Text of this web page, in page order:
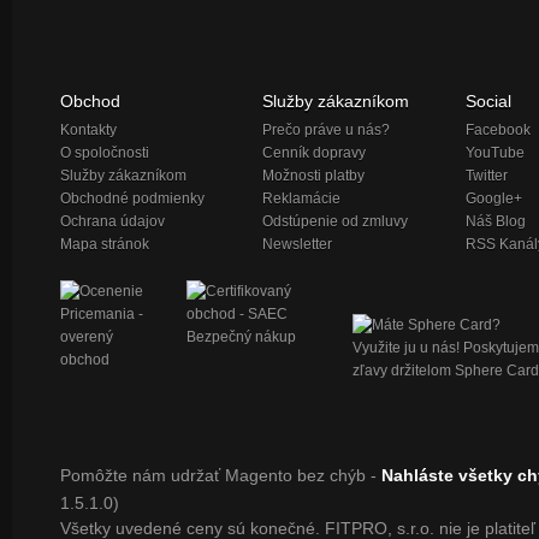
Obchod
Kontakty
O spoločnosti
Služby zákazníkom
Obchodné podmienky
Ochrana údajov
Mapa stránok
Služby zákazníkom
Prečo práve u nás?
Cenník dopravy
Možnosti platby
Reklamácie
Odstúpenie od zmluvy
Newsletter
Social
Facebook
YouTube
Twitter
Google+
Náš Blog
RSS
Pomôžte nám udržať Magento bez chýb - Nahláste všetky
1.5.1.0)
Všetky uvedené ceny sú konečné. FITPRO, s.r.o. nie je platiteľ